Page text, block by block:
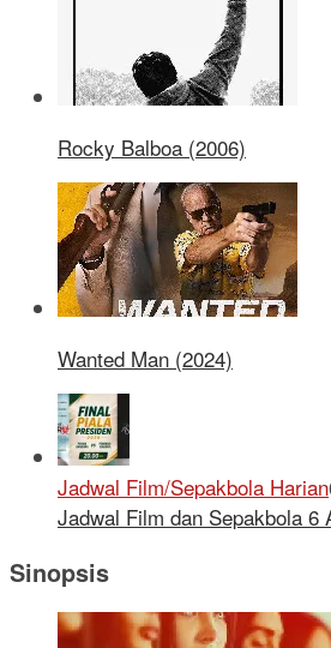
Rocky Balboa (2006)
Wanted Man (2024)
Jadwal Film/Sepakbola Harian
Jadwal Film dan Sepakbola 6
Sinopsis